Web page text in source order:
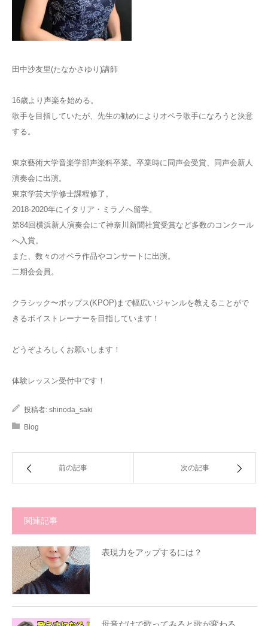
田中沙友里(たなかさゆり)講師
16歳より声楽を始める。
歌手を目指していたが、先生の勧めによりオペラ歌手になろうと決意
する。
東京藝術大学音楽学部声楽科卒業。卒業時に同声会受賞、同声会新 人
演奏会に出演。
東京学芸大学修士課程修了。
2018-2020年にイタリア・ミラノへ留学。
第84回横浜新人演奏会にて神奈川新聞社賞受賞など多数のコンク ール
へ入賞。
また、数々のオペラ作品やコンサートに出演。
二期会会員。
クラシック〜ポップス(KPOP)まで幅広いジャンルを教えるこ とがで
きるボイストレーナーを目指しています！
どうぞよろしくお願いします！
体験レッスン受付中です！
投稿者: shinoda_saki
Blog
前の記事 次の記事
関連記事
表現力をアップするには？
母音だけで歌ってみると歌が変わる。